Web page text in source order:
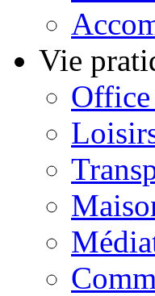
Vie
Office